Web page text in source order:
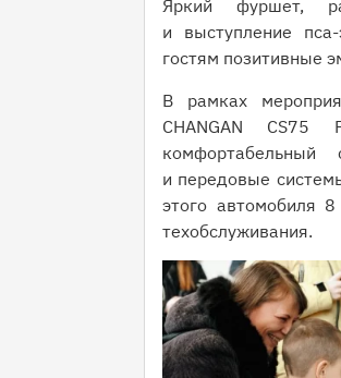
Яркий фуршет,
и выступление
гостям позитивные
В рамках
CHANGAN
комфортабельный
и передовые
этого автомобиля
техобслуживания.